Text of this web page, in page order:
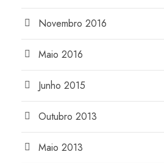
Novembro 2016
Maio 2016
Junho 2015
Outubro 2013
Maio 2013